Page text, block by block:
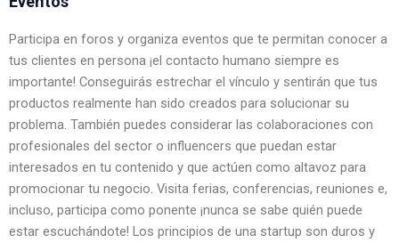
Participa en foros y organiza eventos que te permitan conocer a
tus clientes en persona ¡el contacto humano siempre es
importante! Conseguirás estrechar el vínculo y sentirán que tus
productos realmente han sido creados para solucionar su
problema. También puedes considerar las colaboraciones con
profesionales del sector o influencers que puedan estar
interesados en tu contenido y que actúen como altavoz para
promocionar tu negocio. Visita ferias, conferencias, reuniones e,
incluso, participa como ponente ¡nunca se sabe quién puede
estar escuchándote! Los principios de una startup son duros y